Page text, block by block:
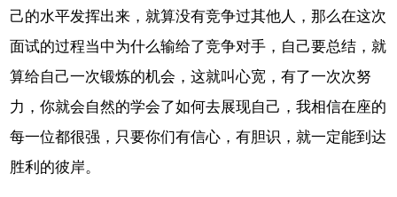
己的水平发挥出来，就算没有竞争过其他人，那么在这次
面试的过程当中为什么输给了竞争对手，自己要总结，就
算给自己一次锻炼的机会，这就叫心宽，有了一次次努
力，你就会自然的学会了如何去展现自己，我相信在座的
每一位都很强，只要你们有信心，有胆识，就一定能到达
胜利的彼岸。